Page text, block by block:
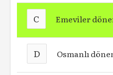
C Emeviler
D Osmanlı